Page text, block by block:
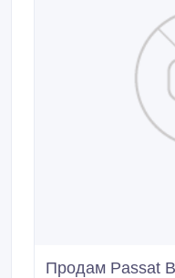
Продам Passat